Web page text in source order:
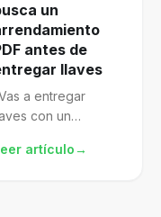
un
antes de
llaves
a entregar
con un
de
artículo→